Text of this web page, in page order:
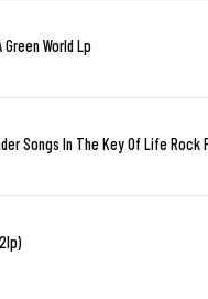
Green World Lp
Songs In The Key Of Life Rock